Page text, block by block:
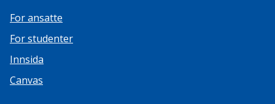
For ansatte
For studenter
Innsida
Canvas